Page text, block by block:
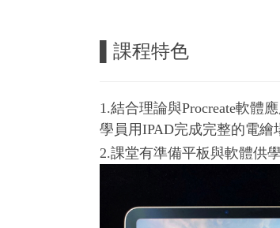
課程特色
1.結合理論與Procreate軟體
學員用IPAD完成完整的電繪
2.課堂有準備平板與軟體供